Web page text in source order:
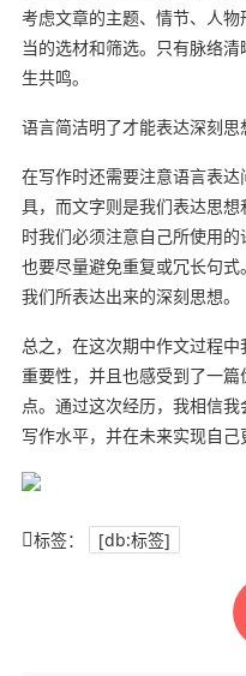
考虑文章的主题、情节、人
当的选材和筛选。只有脉络
生共鸣。
语言简洁明了才能表达深刻思
在写作时还需要注意语言表
具，而文字则是我们表达思
时我们必须注意自己所使用
也要尽量避免重复或冗长句
我们所表达出来的深刻思想。
总之，在这次期中作文过程
重要性，并且也感受到了一
点。通过这次经历，我相信
写作水平，并在未来实现自己
标签： [db:标签]